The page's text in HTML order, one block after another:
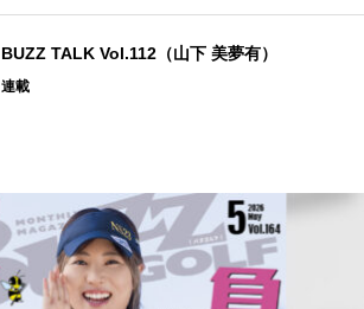
BUZZ TALK Vol.112（山下 美夢有）
連載